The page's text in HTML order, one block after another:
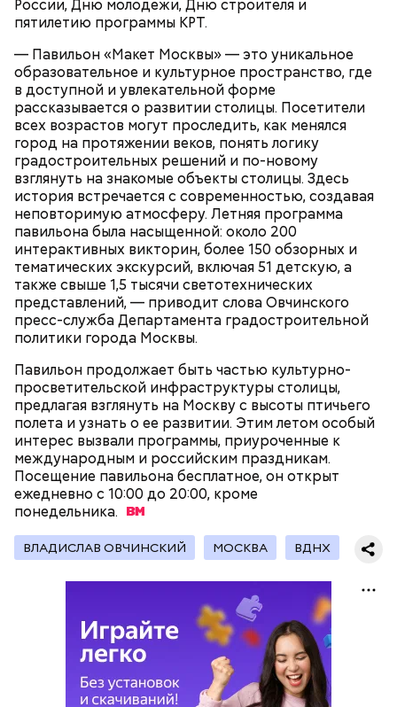
России, Дню молодежи, Дню строителя и
пятилетию программы КРТ.
— Павильон «Макет Москвы» — это уникальное
образовательное и культурное пространство, где
в доступной и увлекательной форме
рассказывается о развитии столицы. Посетители
всех возрастов могут проследить, как менялся
город на протяжении веков, понять логику
градостроительных решений и по-новому
взглянуть на знакомые объекты столицы. Здесь
история встречается с современностью, создавая
неповторимую атмосферу. Летняя программа
павильона была насыщенной: около 200
интерактивных викторин, более 150 обзорных и
тематических экскурсий, включая 51 детскую, а
также свыше 1,5 тысячи светотехнических
представлений, — приводит слова Овчинского
пресс-служба Департамента градостроительной
политики города Москвы.
Павильон продолжает быть частью культурно-
просветительской инфраструктуры столицы,
предлагая взглянуть на Москву с высоты птичьего
полета и узнать о ее развитии. Этим летом особый
интерес вызвали программы, приуроченные к
международным и российским праздникам.
Посещение павильона бесплатное, он открыт
ежедневно с 10:00 до 20:00, кроме
понедельника.
ВЛАДИСЛАВ ОВЧИНСКИЙ МОСКВА ВДНХ
На главной странице сайтаkarta.mos.ruможно
найти тематические подборки скидок и самые
выгодные предложения, которые доступны на
данный момент.
В разделе «Каталог» представлены все
предложения партнеров. В нем можно включить
сортировку по типам льготы, интересующим
товарам и услугам, брендам, станциям метро и
другим.
Где проходит
Маршрут зеленого кольца проходит через:
Парк Покровское-Стрешнево;
Тимирязевский парк.